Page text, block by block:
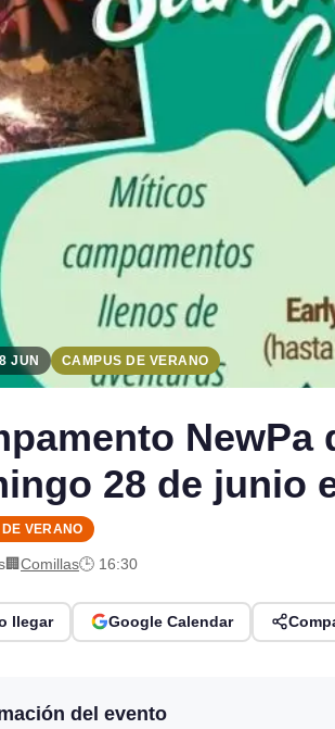
JUN CAMPUS DE VERANO
28 de junio
VERANO
🏢Comillas🕒 16:30
llegar Google Calendar
del evento